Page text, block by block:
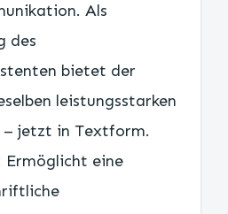
Als
des
bietet der
leistungsstarken
– jetzt in Textform.
Ermöglicht eine